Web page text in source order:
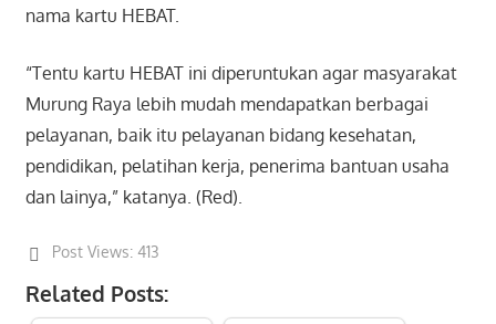
nama kartu HEBAT.
“Tentu kartu HEBAT ini diperuntukan agar masyarakat
Murung Raya lebih mudah mendapatkan berbagai
pelayanan, baik itu pelayanan bidang kesehatan,
pendidikan, pelatihan kerja, penerima bantuan usaha
dan lainya,” katanya. (Red).
Post Views: 413
Related Posts: